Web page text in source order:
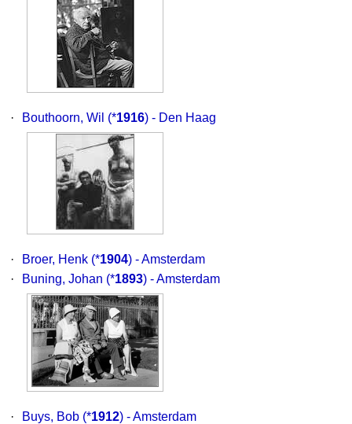
· Bouthoorn, Wil (*1916) - Den Haag
· Broer, Henk (*1904) - Amsterdam
·
Buning, Johan (*1893) - Amsterdam
· Buys, Bob (*1912) - Amsterdam